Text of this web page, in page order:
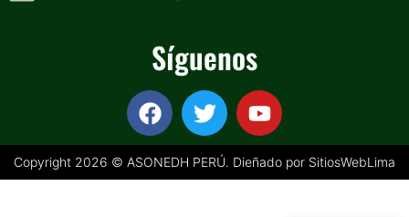
Síguenos
Copyright 2026 © ASONEDH PERÚ. Dieñado por SitiosWebLima